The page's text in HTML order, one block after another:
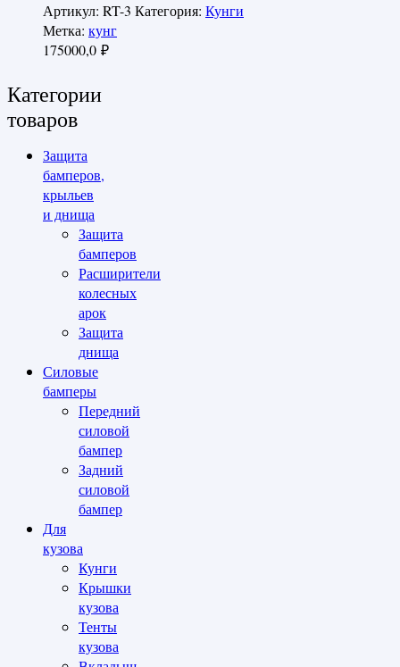
Артикул: RT-3 Категория: Кунги
Метка: кунг
175000,0 ₽
Категории
товаров
Защита
бамперов,
крыльев
и днища
Защита
бамперов
Расширители
колесных
арок
Защита
днища
Силовые
бамперы
Передний
силовой
бампер
Задний
силовой
бампер
Для
кузова
Кунги
Крышки
кузова
Тенты
кузова